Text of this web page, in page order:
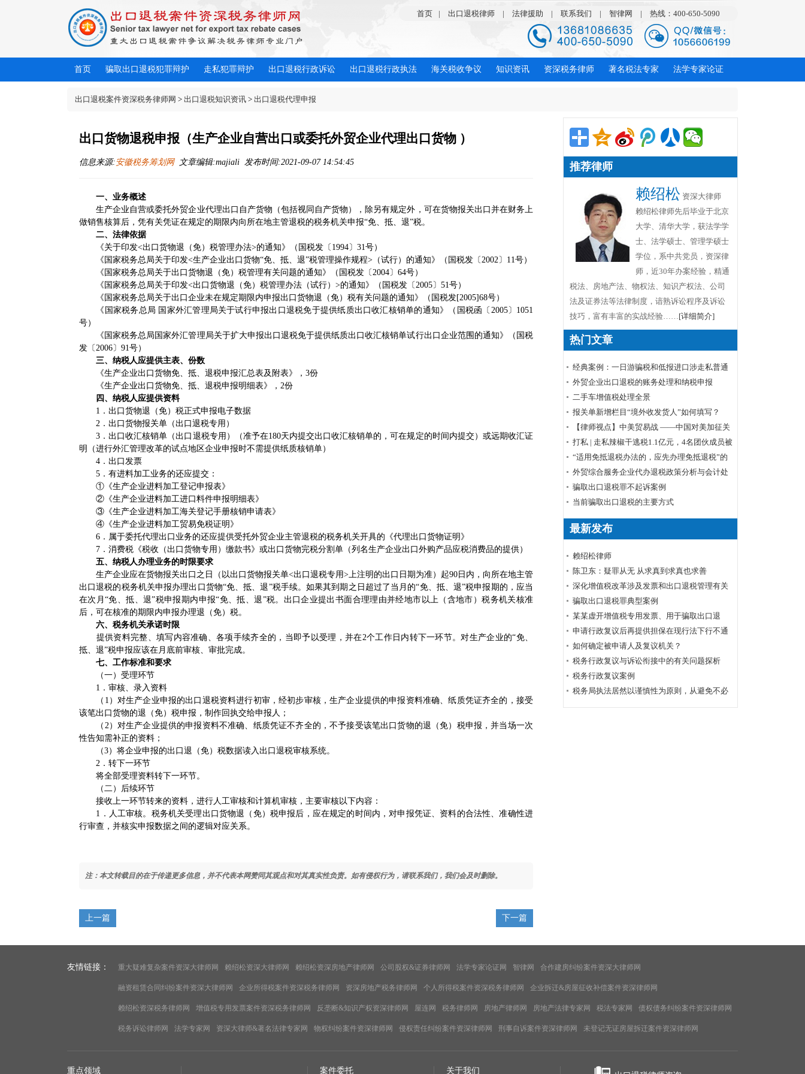
首页 | 出口退税律师 | 法律援助 | 联系我们 | 智律网 | 热线：400-650-5090
首页 骗取出口退税犯罪辩护 走私犯罪辩护 出口退税行政诉讼 出口退税行政执法 海关税收争议 知识资讯 资深税务律师 著名税法专家 法学专家论证
出口退税案件资深税务律师网 > 出口退税知识资讯 > 出口退税代理申报
出口货物退税申报（生产企业自营出口或委托外贸企业代理出口货物 ）
信息来源: 安徽税务筹划网文章编辑:majiali 发布时间:2021-09-07 14:54:45
一、业务概述
生产企业自营或委托外贸企业代理出口自产货物（包括视同自产货物），除另有规定外，可在货物报关出口并在财务上
做销售核算后，凭有关凭证在规定的期限内向所在地主管退税的税务机关申报“免、抵、退”税。
二、法律依据
《关于印发<出口货物退（免）税管理办法>的通知》（国税发〔1994〕31号）
《国家税务总局关于印发<生产企业出口货物“免、抵、退”税管理操作规程>（试行）的通知》（国税发〔2002〕11号）
《国家税务总局关于出口货物退（免）税管理有关问题的通知》（国税发〔2004〕64号）
《国家税务总局关于印发<出口货物退（免）税管理办法（试行）>的通知》（国税发〔2005〕51号）
《国家税务总局关于出口企业未在规定期限内申报出口货物退（免）税有关问题的通知》（国税发[2005]68号）
《国家税务总局 国家外汇管理局关于试行申报出口退税免于提供纸质出口收汇核销单的通知》（国税函〔2005〕1051
号）
《国家税务总局国家外汇管理局关于扩大申报出口退税免于提供纸质出口收汇核销单试行出口企业范围的通知》（国税
发〔2006〕91号）
三、纳税人应提供主表、份数
《生产企业出口货物免、抵、退税申报汇总表及附表》，3份
《生产企业出口货物免、抵、退税申报明细表》，2份
四、纳税人应提供资料
1．出口货物退（免）税正式申报电子数据
2．出口货物报关单（出口退税专用）
3．出口收汇核销单（出口退税专用）（准予在180天内提交出口收汇核销单的，可在规定的时间内提交）或远期收汇证
明（进行外汇管理改革的试点地区企业申报时不需提供纸质核销单）
4．出口发票
5．有进料加工业务的还应提交：
①《生产企业进料加工登记申报表》
②《生产企业进料加工进口料件申报明细表》
③《生产企业进料加工海关登记手册核销申请表》
④《生产企业进料加工贸易免税证明》
6．属于委托代理出口业务的还应提供受托外贸企业主管退税的税务机关开具的《代理出口货物证明》
7．消费税《税收（出口货物专用）缴款书》或出口货物完税分割单（列名生产企业出口外购产品应税消费品的提供）
五、纳税人办理业务的时限要求
生产企业应在货物报关出口之日（以出口货物报关单<出口退税专用>上注明的出口日期为准）起90日内，向所在地主管
出口退税的税务机关申报办理出口货物“免、抵、退”税手续。如果其到期之日超过了当月的“免、抵、退”税申报期的，应当
在次月“免、抵、退”税申报期内申报“免、抵、退”税。出口企业提出书面合理理由并经地市以上（含地市）税务机关核准
后，可在核准的期限内申报办理退（免）税。
六、税务机关承诺时限
提供资料完整、填写内容准确、各项手续齐全的，当即予以受理，并在2个工作日内转下一环节。对生产企业的“免、
抵、退”税申报应该在月底前审核、审批完成。
七、工作标准和要求
（一）受理环节
1．审核、录入资料
（1）对生产企业申报的出口退税资料进行初审，经初步审核，生产企业提供的申报资料准确、纸质凭证齐全的，接受
该笔出口货物的退（免）税申报，制作回执交给申报人；
（2）对生产企业提供的申报资料不准确、纸质凭证不齐全的，不予接受该笔出口货物的退（免）税申报，并当场一次
性告知需补正的资料；
（3）将企业申报的出口退（免）税数据读入出口退税审核系统。
2．转下一环节
将全部受理资料转下一环节。
（二）后续环节
接收上一环节转来的资料，进行人工审核和计算机审核，主要审核以下内容：
1．人工审核。税务机关受理出口货物退（免）税申报后，应在规定的时间内，对申报凭证、资料的合法性、准确性进
行审查，并核实申报数据之间的逻辑对应关系。
注：本文转载目的在于传递更多信息，并不代表本网赞同其观点和对其真实性负责。如有侵权行为，请联系我们，我们会及时删除。
上一篇 下一篇
推荐律师
赖绍松 资深大律师
赖绍松律师先后毕业于北京
大学、清华大学，获法学学
士、法学硕士、管理学硕士
学位，系中共党员，资深律
师，近30年办案经验，精通
税法、房地产法、物权法、知识产权法、公司
法及证券法等法律制度，谙熟诉讼程序及诉讼
技巧，富有丰富的实战经验……[详细简介]
热门文章
经典案例：一日游骗税和低报进口涉走私普通
货物罪
外贸企业出口退税的账务处理和纳税申报
​二手车增值税处理全景
报关单新增栏目“境外收发货人”如何填写？
【律师视点】中美贸易战 ——中国对美加征关
税清单商品排除申请程序
打私 | 走私辣椒干逃税1.1亿元，4名团伙成员被
起诉
“适用免抵退税办法的，应先办理免抵退税”的
理解
外贸综合服务企业代办退税政策分析与会计处
理
骗取出口退税罪不起诉案例
当前骗取出口退税的主要方式
最新发布
赖绍松律师
陈卫东：疑罪从无 从求真到求真也求善
深化增值税改革涉及发票和出口退税管理有关
事项
骗取出口退税罪典型案例
某某虚开增值税专用发票、用于骗取出口退
税、抵扣税款发票案
申请行政复议后再提供担保在现行法下行不通
如何确定被申请人及复议机关？
税务行政复议与诉讼衔接中的有关问题探析
税务行政复议案例
税务局执法居然以谨慎性为原则，从避免不必
要的行政复议或行政诉讼角度出发！
友情链接： 重大疑难复杂案件资深大律师网 赖绍松资深大律师网 赖绍松资深房地产律师网 公司股权&证券律师网 法学专家论证网 智律网 合作建房纠纷案件资深大律师网
融资租赁合同纠纷案件资深大律师网 企业所得税案件资深税务律师网 资深房地产税务律师网 个人所得税案件资深税务律师网 企业拆迁&房屋征收补偿案件资深律师网
赖绍松资深税务律师网 增值税专用发票案件资深税务律师网 反垄断&知识产权资深律师网 屋连网 税务律师网 房地产律师网 房地产法律专家网 税法专家网 债权债务纠纷案件资深律师网
税务诉讼律师网 法学专家网 资深大律师&著名法律专家网 物权纠纷案件资深律师网 侵权责任纠纷案件资深律师网 刑事自诉案件资深律师网 未登记无证房屋拆迁案件资深律师网
重点领域 案件委托 关于我们